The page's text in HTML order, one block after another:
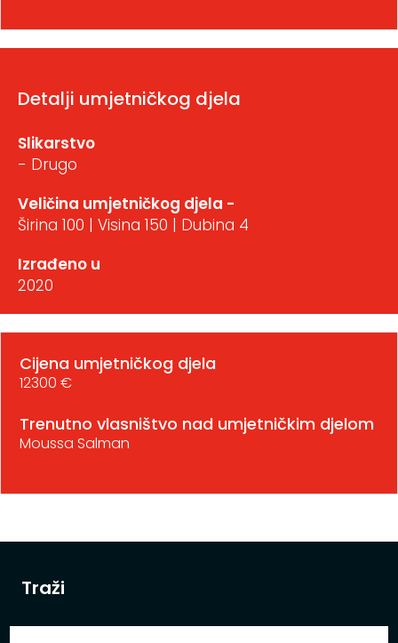
Traži
Detalji umjetničkog djela
Slikarstvo
- Drugo
Veličina umjetničkog djela -
Širina 100 | Visina 150 | Dubina 4
Izrađeno u
2020
Cijena umjetničkog djela
12300 €
Trenutno vlasništvo nad umjetničkim djelom
Moussa Salman